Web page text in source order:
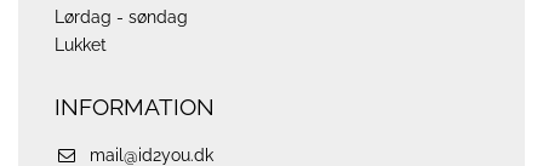
Lørdag - søndag
Lukket
INFORMATION
mail@id2you.dk